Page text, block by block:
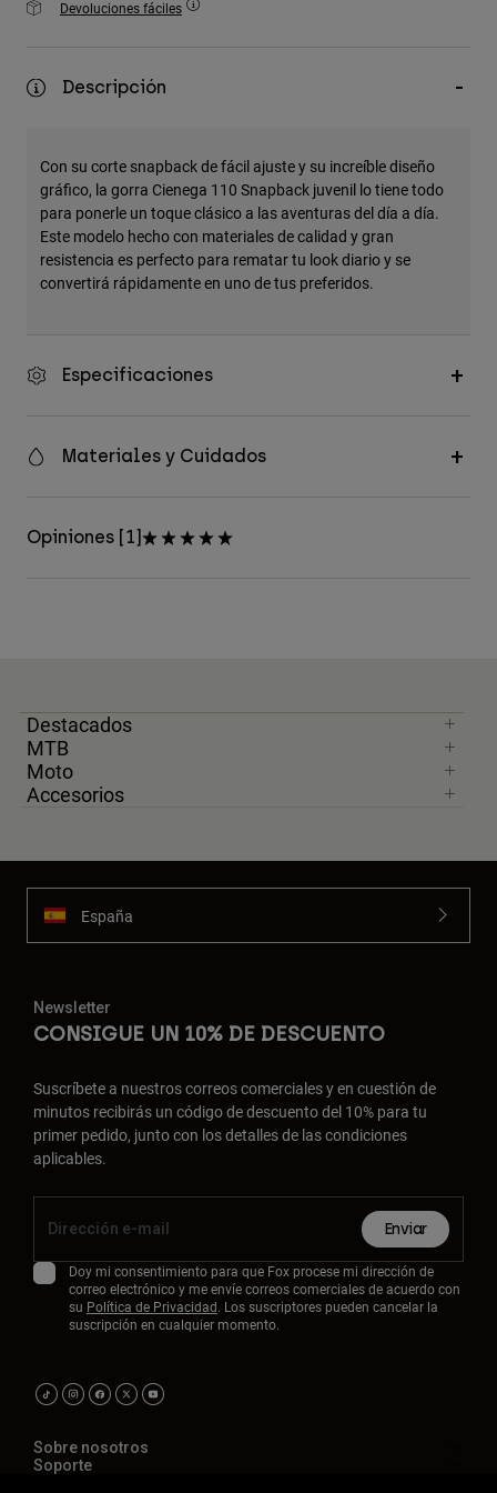
Accesorios
Bolsas y Mochilas
Ver todo
Devoluciones fáciles
Descripción
Con su corte snapback de fácil ajuste y su increíble diseño
gráfico, la gorra Cienega 110 Snapback juvenil lo tiene todo
para ponerle un toque clásico a las aventuras del día a día.
Este modelo hecho con materiales de calidad y gran
resistencia es perfecto para rematar tu look diario y se
convertirá rápidamente en uno de tus preferidos.
Especificaciones
Materiales y Cuidados
Opiniones [1]
Destacados
MTB
Moto
Accesorios
España
Newsletter
CONSIGUE UN 10% DE DESCUENTO
Suscríbete a nuestros correos comerciales y en cuestión de
minutos recibirás un código de descuento del 10% para tu
primer pedido, junto con los detalles de las condiciones
aplicables.
Enviar
Doy mi consentimiento para que Fox procese mi dirección de
correo electrónico y me envíe correos comerciales de acuerdo con
su Política de Privacidad. Los suscriptores pueden cancelar la
suscripción en cualquier momento.
Sobre nosotros
Soporte